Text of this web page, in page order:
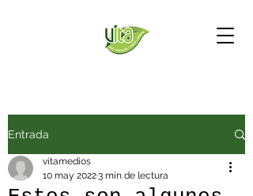
Entrada
vitamedios
10 may 20223 min de lectura